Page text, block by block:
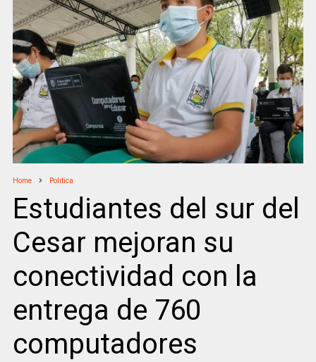
Home Politica
Estudiantes del sur del
Cesar mejoran su
conectividad con la
entrega de 760
computadores